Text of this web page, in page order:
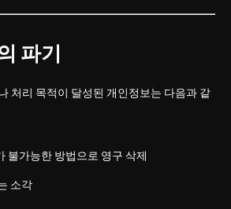
파기
처리 목적이 달성된 개인정보는 다음과 같
불가능한 방법으로 영구 삭제
소각